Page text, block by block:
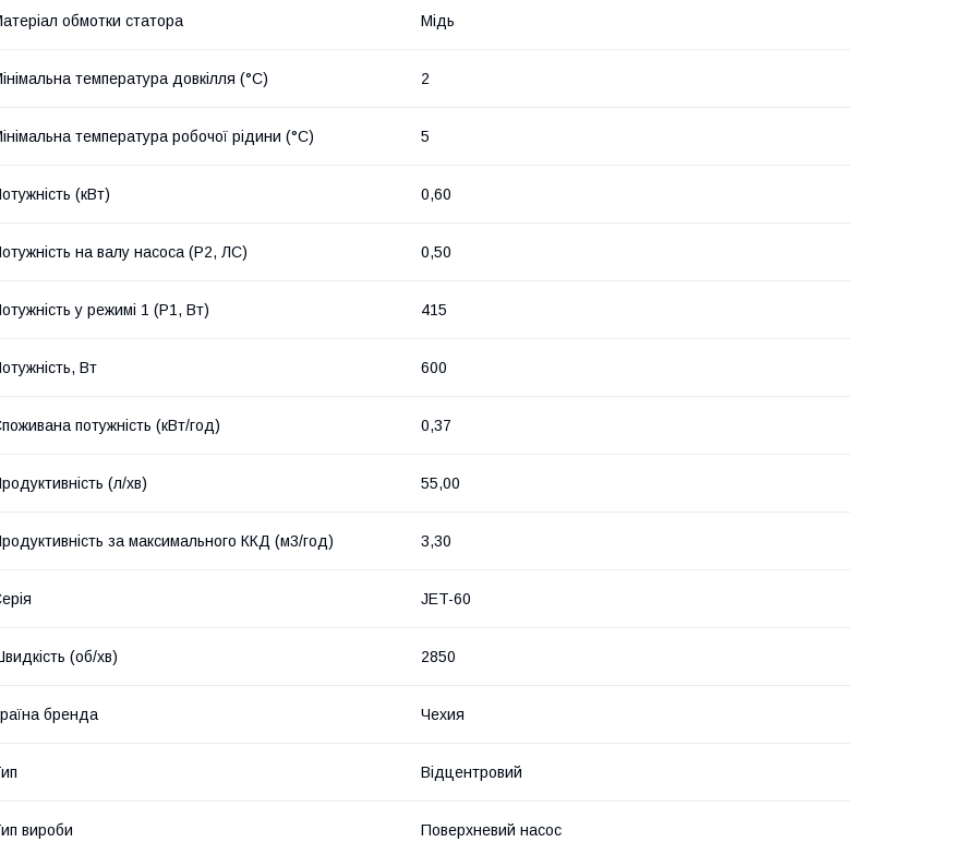
обмотки статора Мідь
температура довкілля (°C) 2
температура робочої рідини (°C) 5
(кВт) 0,60
на валу насоса (P2, ЛС) 0,50
у режимі 1 (P1, Вт) 415
Вт 600
потужність (кВт/год) 0,37
(л/хв) 55,00
за максимального ККД (м3/год) 3,30
JET-60
(об/хв) 2850
бренда Чехия
Відцентровий
вироби Поверхневий насос